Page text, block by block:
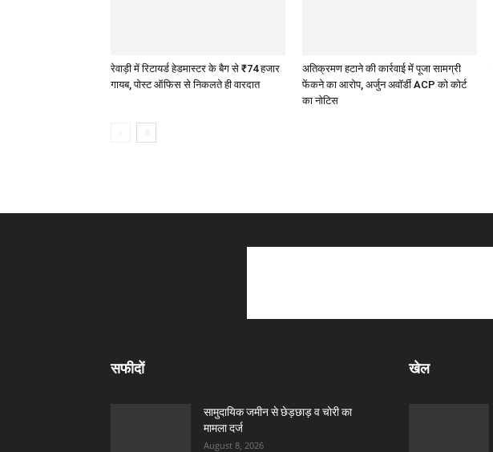
रेवाड़ी में रिटायर्ड हेडमास्टर के बैग से ₹74 हजार
गायब, पोस्ट ऑफिस से निकलते ही वारदात
अतिक्रमण हटाने की कार्रवाई में पूजा सामग्री
फेंकने का आरोप, अर्जुन अवॉर्डी ACP को कोर्ट
का नोटिस
सफीदों
सामुदायिक जमीन से छेड़छाड़ व चोरी का
मामला दर्ज
August 8, 2026
खेल